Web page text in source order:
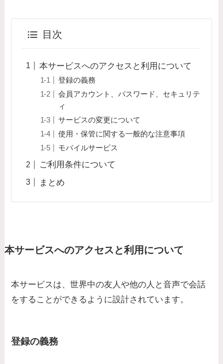
目次
本サービスへのアクセスと利用について
登録の義務
会員アカウント、パスワード、セキュリテ
ィ
サービスの変更について
使用・保管に関する一般的な注意事項
モバイルサービス
ご利用条件について
まとめ
本サービスへのアクセスと利用について
本サービスは、世界中の友人や他の人と音声で会話
をすることができるように設計されています。
登録の義務